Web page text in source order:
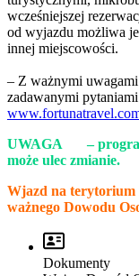
wcześniejszej
od wyjazdu możliwa
innej miejscowości.
– Z ważnymi
zadawanymi
UWAGA –
może ulec zmianie.
Wjazd na
ważnego Dowodu
Dokumenty